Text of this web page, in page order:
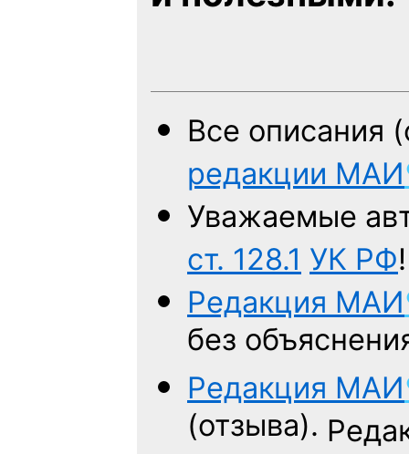
Все описания
редакции МАИ
Уважаемые
ст. 128.1 УК РФ!
Редакция МАИ
без
Редакция МАИ
(отзыва).